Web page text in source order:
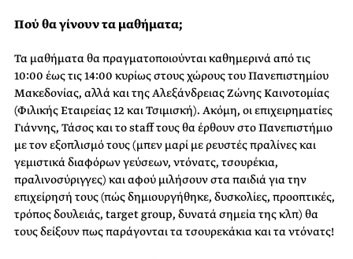
Πού θα γίνουν τα μαθήματα;
Τα μαθήματα θα πραγματοποιούνται καθημερινά από τις
10:00 έως τις 14:00 κυρίως στους χώρους του Πανεπιστημίου
Μακεδονίας, αλλά και της Αλεξάνδρειας Ζώνης Καινοτομίας
(Φιλικής Εταιρείας 12 και Τσιμισκή). Ακόμη, οι επιχειρηματίες
Γιάννης, Τάσος και το staff τους θα έρθουν στο Πανεπιστήμιο
με τον εξοπλισμό τους (μπεν μαρί με ρευστές πραλίνες και
γεμιστικά διαφόρων γεύσεων, ντόνατς, τσουρέκια,
πραλινοσύριγγες) και αφού μιλήσουν στα παιδιά για την
επιχείρησή τους (πώς δημιουργήθηκε, δυσκολίες, προοπτικές,
τρόπος δουλειάς, target group, δυνατά σημεία της κλπ) θα
τους δείξουν πως παράγονται τα τσουρεκάκια και τα ντόνατς!